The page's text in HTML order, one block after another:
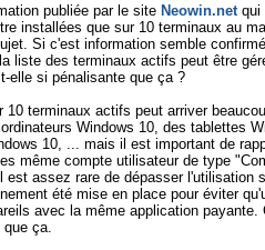
publiée par le site Neowin.net qui
installées que sur 10 terminaux au
Si c'est information semble
liste des terminaux actifs peut être
elle si pénalisante que ça ?
10 terminaux actifs peut arriver
Windows 10, des tablettes
10, ... mais il est important de
même compte utilisateur de type
est assez rare de dépasser l'utilisation
été mise en place pour éviter
avec la même application
ça.